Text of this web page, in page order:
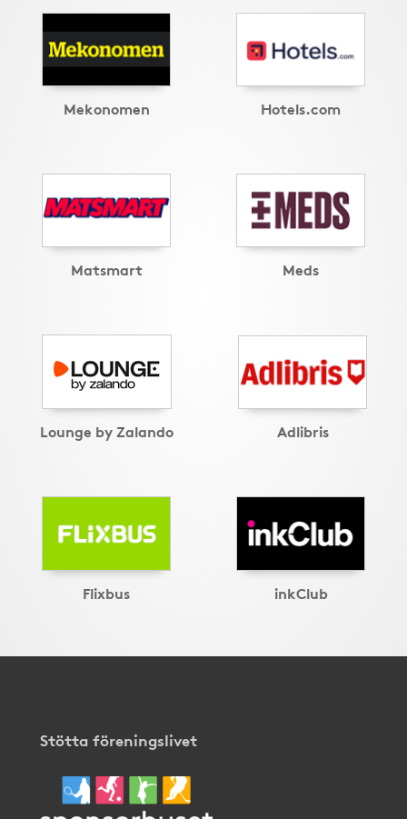
Mekonomen Hotels.com
Matsmart Meds
Lounge by Zalando Adlibris
Flixbus inkClub
Stötta föreningslivet